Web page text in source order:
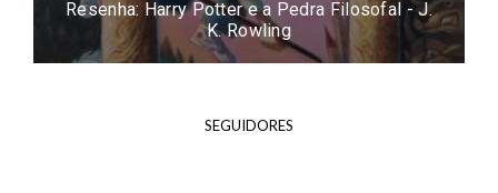
Resenha: Harry Potter e a Pedra Filosofal - J.
K. Rowling
SEGUIDORES